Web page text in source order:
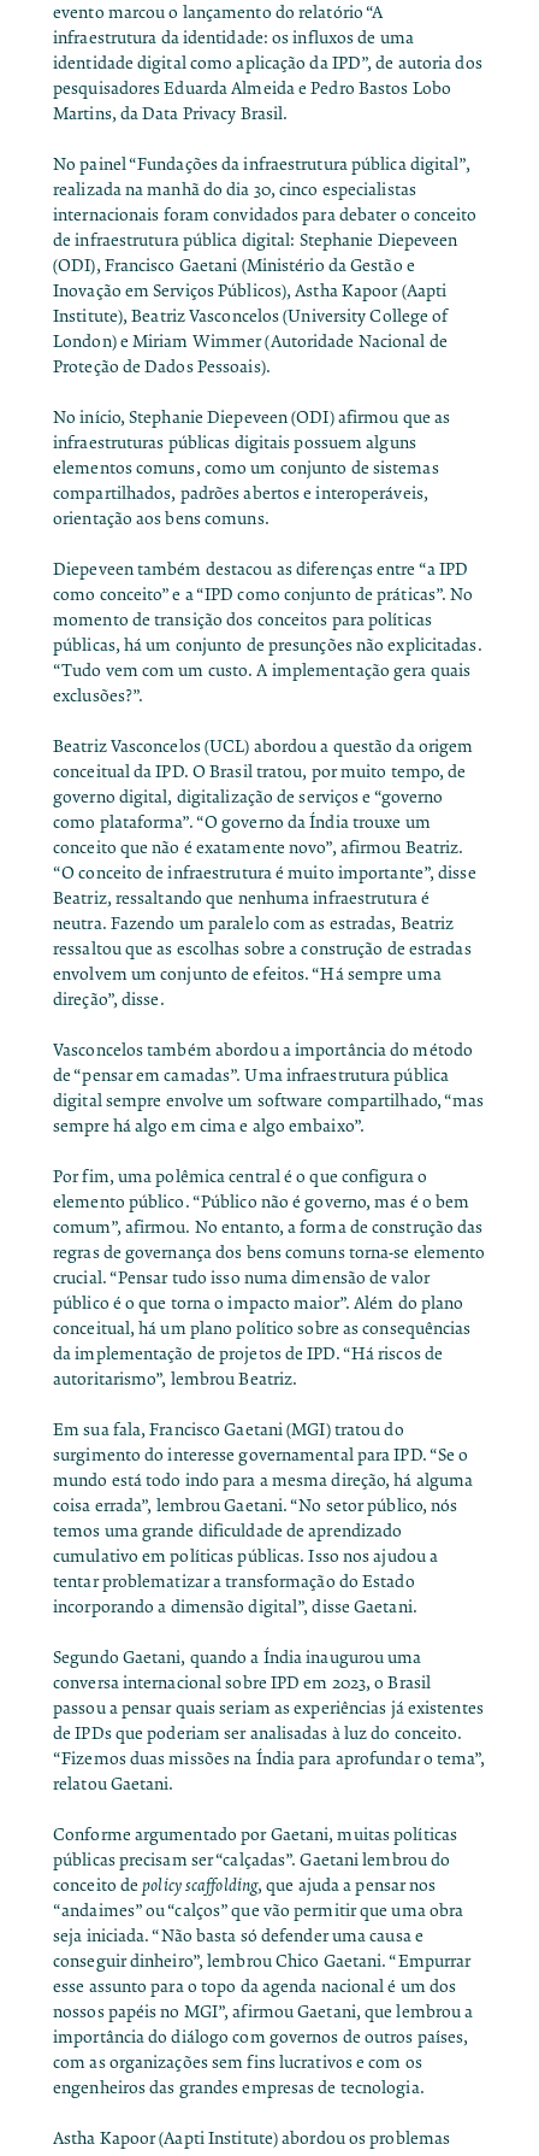
evento marcou o lançamento do relatório “A
infraestrutura da identidade: os influxos de uma
identidade digital como aplicação da IPD”, de autoria dos
pesquisadores Eduarda Almeida e Pedro Bastos Lobo
Martins, da Data Privacy Brasil.
No painel “Fundações da infraestrutura pública digital”,
realizada na manhã do dia 30, cinco especialistas
internacionais foram convidados para debater o conceito
de infraestrutura pública digital: Stephanie Diepeveen
(ODI), Francisco Gaetani (Ministério da Gestão e
Inovação em Serviços Públicos), Astha Kapoor (Aapti
Institute), Beatriz Vasconcelos (University College of
London) e Miriam Wimmer (Autoridade Nacional de
Proteção de Dados Pessoais).
No início, Stephanie Diepeveen (ODI) afirmou que as
infraestruturas públicas digitais possuem alguns
elementos comuns, como um conjunto de sistemas
compartilhados, padrões abertos e interoperáveis,
orientação aos bens comuns.
Diepeveen também destacou as diferenças entre “a IPD
como conceito” e a “IPD como conjunto de práticas”. No
momento de transição dos conceitos para políticas
públicas, há um conjunto de presunções não explicitadas.
“Tudo vem com um custo. A implementação gera quais
exclusões?”.
Beatriz Vasconcelos (UCL) abordou a questão da origem
conceitual da IPD. O Brasil tratou, por muito tempo, de
governo digital, digitalização de serviços e “governo
como plataforma”. “O governo da Índia trouxe um
conceito que não é exatamente novo”, afirmou Beatriz.
“O conceito de infraestrutura é muito importante”, disse
Beatriz, ressaltando que nenhuma infraestrutura é
neutra. Fazendo um paralelo com as estradas, Beatriz
ressaltou que as escolhas sobre a construção de estradas
envolvem um conjunto de efeitos. “Há sempre uma
direção”, disse.
Vasconcelos também abordou a importância do método
de “pensar em camadas”. Uma infraestrutura pública
digital sempre envolve um software compartilhado, “mas
sempre há algo em cima e algo embaixo”.
Por fim, uma polêmica central é o que configura o
elemento público. “Público não é governo, mas é o bem
comum”, afirmou. No entanto, a forma de construção das
regras de governança dos bens comuns torna-se elemento
crucial. “Pensar tudo isso numa dimensão de valor
público é o que torna o impacto maior”. Além do plano
conceitual, há um plano político sobre as consequências
da implementação de projetos de IPD. “Há riscos de
autoritarismo”, lembrou Beatriz.
Em sua fala, Francisco Gaetani (MGI) tratou do
surgimento do interesse governamental para IPD. “Se o
mundo está todo indo para a mesma direção, há alguma
coisa errada”, lembrou Gaetani. “No setor público, nós
temos uma grande dificuldade de aprendizado
cumulativo em políticas públicas. Isso nos ajudou a
tentar problematizar a transformação do Estado
incorporando a dimensão digital”, disse Gaetani.
Segundo Gaetani, quando a Índia inaugurou uma
conversa internacional sobre IPD em 2023, o Brasil
passou a pensar quais seriam as experiências já existentes
de IPDs que poderiam ser analisadas à luz do conceito.
“Fizemos duas missões na Índia para aprofundar o tema”,
relatou Gaetani.
Conforme argumentado por Gaetani, muitas políticas
públicas precisam ser “calçadas”. Gaetani lembrou do
conceito depolicy scaffolding, que ajuda a pensar nos
“andaimes” ou “calços” que vão permitir que uma obra
seja iniciada. “Não basta só defender uma causa e
conseguir dinheiro”, lembrou Chico Gaetani. “Empurrar
esse assunto para o topo da agenda nacional é um dos
nossos papéis no MGI”, afirmou Gaetani, que lembrou a
importância do diálogo com governos de outros países,
com as organizações sem fins lucrativos e com os
engenheiros das grandes empresas de tecnologia.
Astha Kapoor (Aapti Institute) abordou os problemas